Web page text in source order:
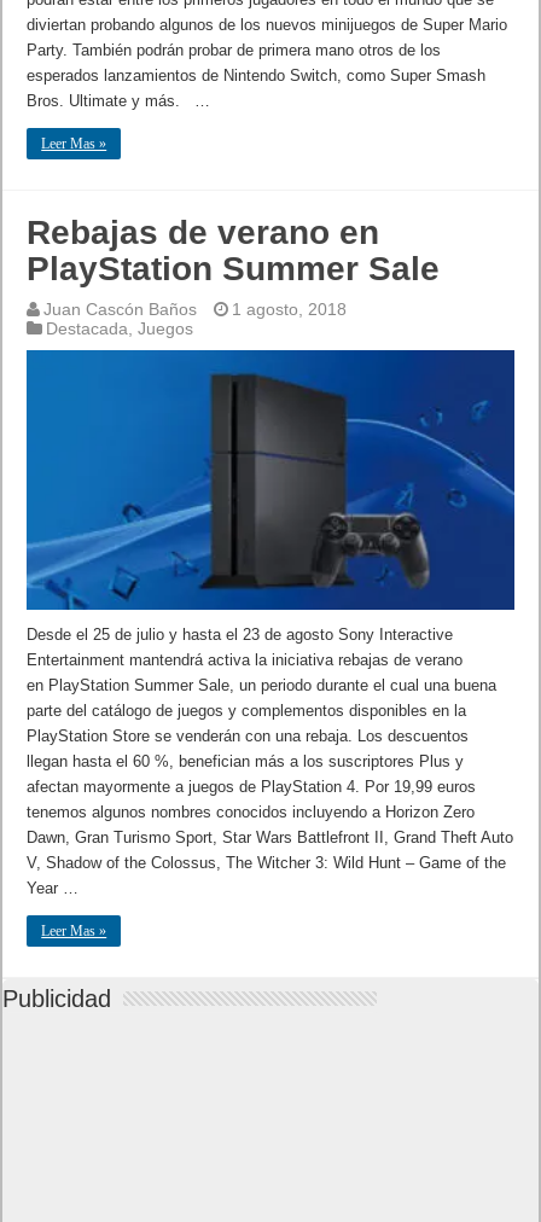
diviertan probando algunos de los nuevos minijuegos de Super Mario
Party. También podrán probar de primera mano otros de los
esperados lanzamientos de Nintendo Switch, como Super Smash
Bros. Ultimate y más. …
Leer Mas »
Rebajas de verano en
PlayStation Summer Sale
Juan Cascón Baños
1 agosto, 2018
Destacada,Juegos
Desde el 25 de julio y hasta el 23 de agosto Sony Interactive
Entertainment mantendrá activa la iniciativa rebajas de verano
en PlayStation Summer Sale, un periodo durante el cual una buena
parte del catálogo de juegos y complementos disponibles en la
PlayStation Store se venderán con una rebaja. Los descuentos
llegan hasta el 60 %, benefician más a los suscriptores Plus y
afectan mayormente a juegos de PlayStation 4. Por 19,99 euros
tenemos algunos nombres conocidos incluyendo a Horizon Zero
Dawn, Gran Turismo Sport, Star Wars Battlefront II, Grand Theft Auto
V, Shadow of the Colossus, The Witcher 3: Wild Hunt – Game of the
Year …
Leer Mas »
Publicidad